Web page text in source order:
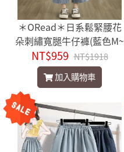
＊ORead＊日系鬆緊腰花
朵刺繡寬腿牛仔褲(藍色M~
XL)
NT$959 NT$1918
加入購物車